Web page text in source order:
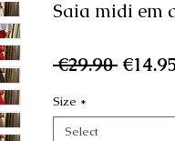
Saia midi em
€29.90
Size *
Select